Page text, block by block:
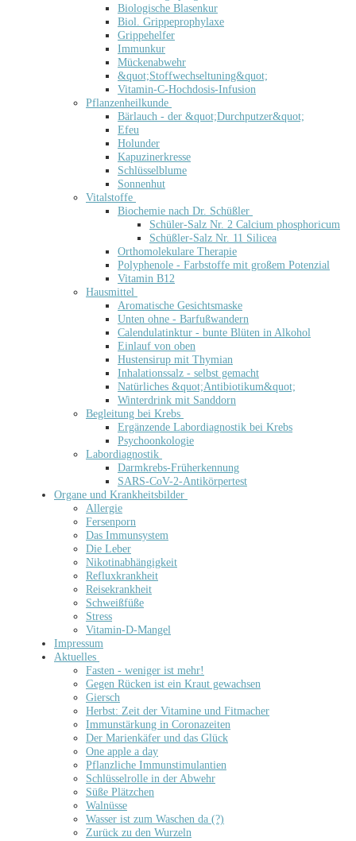
Biologische Blasenkur
Biol. Grippeprophylaxe
Grippehelfer
Immunkur
Mückenabwehr
&quot;Stoffwechseltuning&quot;
Vitamin-C-Hochdosis-Infusion
Pflanzenheilkunde
Bärlauch - der &quot;Durchputzer&quot;
Efeu
Holunder
Kapuzinerkresse
Schlüsselblume
Sonnenhut
Vitalstoffe
Biochemie nach Dr. Schüßler
Schüler-Salz Nr. 2 Calcium phosphoricum
Schüßler-Salz Nr. 11 Silicea
Orthomolekulare Therapie
Polyphenole - Farbstoffe mit großem Potenzial
Vitamin B12
Hausmittel
Aromatische Gesichtsmaske
Unten ohne - Barfußwandern
Calendulatinktur - bunte Blüten in Alkohol
Einlauf von oben
Hustensirup mit Thymian
Inhalationssalz - selbst gemacht
Natürliches &quot;Antibiotikum&quot;
Winterdrink mit Sanddorn
Begleitung bei Krebs
Ergänzende Labordiagnostik bei Krebs
Psychoonkologie
Labordiagnostik
Darmkrebs-Früherkennung
SARS-CoV-2-Antikörpertest
Organe und Krankheitsbilder
Allergie
Fersenporn
Das Immunsystem
Die Leber
Nikotinabhängigkeit
Refluxkrankheit
Reisekrankheit
Schweißfüße
Stress
Vitamin-D-Mangel
Impressum
Aktuelles
Fasten - weniger ist mehr!
Gegen Rücken ist ein Kraut gewachsen
Giersch
Herbst: Zeit der Vitamine und Fitmacher
Immunstärkung in Coronazeiten
Der Marienkäfer und das Glück
One apple a day
Pflanzliche Immunstimulantien
Schlüsselrolle in der Abwehr
Süße Plätzchen
Walnüsse
Wasser ist zum Waschen da (?)
Zurück zu den Wurzeln